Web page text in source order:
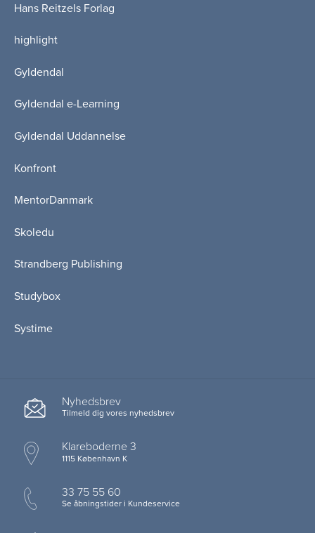
Hans Reitzels Forlag
highlight
Gyldendal
Gyldendal e-Learning
Gyldendal Uddannelse
Konfront
MentorDanmark
Skoledu
Strandberg Publishing
Studybox
Systime
Nyhedsbrev
Tilmeld dig vores nyhedsbrev
Klareboderne 3
1115 København K
33 75 55 60
Se åbningstider i Kundeservice